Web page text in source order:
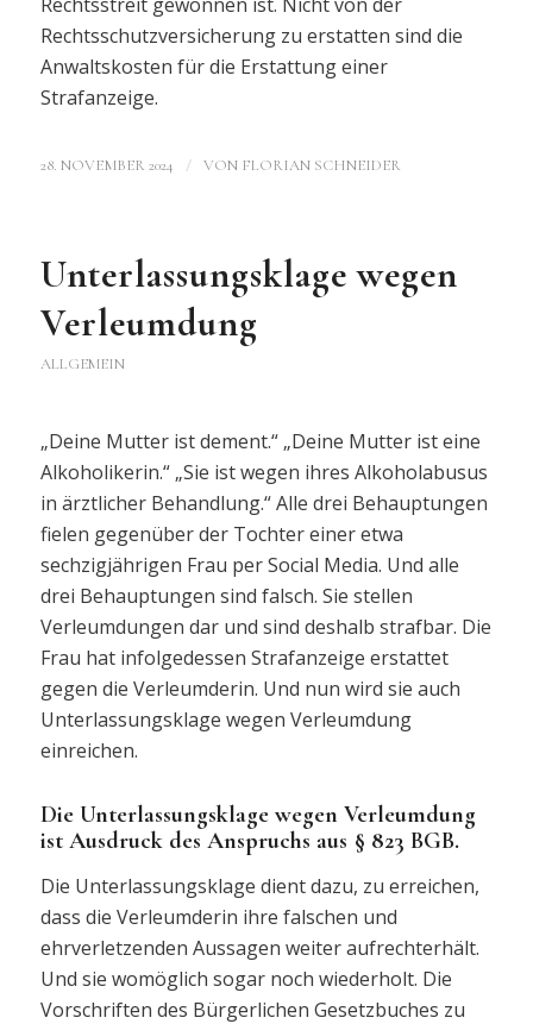
Rechtsschutzversicherung zu erstatten sind die
Anwaltskosten für die Erstattung einer
Strafanzeige.
28. NOVEMBER 2024 / VON FLORIAN SCHNEIDER
Unterlassungsklage wegen
Verleumdung
ALLGEMEIN
„Deine Mutter ist dement.“ „Deine Mutter ist eine
Alkoholikerin.“ „Sie ist wegen ihres Alkoholabusus
in ärztlicher Behandlung.“ Alle drei Behauptungen
fielen gegenüber der Tochter einer etwa
sechzigjährigen Frau per Social Media. Und alle
drei Behauptungen sind falsch. Sie stellen
Verleumdungen dar und sind deshalb strafbar. Die
Frau hat infolgedessen Strafanzeige erstattet
gegen die Verleumderin. Und nun wird sie auch
Unterlassungsklage wegen Verleumdung
einreichen.
Die Unterlassungsklage wegen Verleumdung
ist Ausdruck des Anspruchs aus § 823 BGB.
Die Unterlassungsklage dient dazu, zu erreichen,
dass die Verleumderin ihre falschen und
ehrverletzenden Aussagen weiter aufrechterhält.
Und sie womöglich sogar noch wiederholt. Die
Vorschriften des Bürgerlichen Gesetzbuches zu